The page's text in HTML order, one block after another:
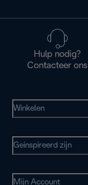
Hulp nodig?
Contacteer ons
Winkelen
Geinspireerd zijn
Mijn Account